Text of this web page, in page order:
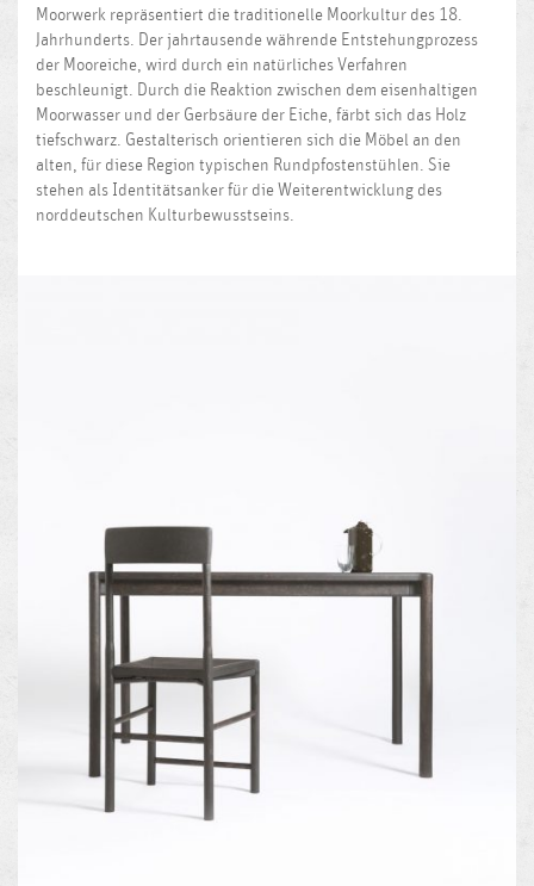
Moorwerk repräsentiert die traditionelle Moorkultur des 18.
Jahrhunderts. Der jahrtausende währende Entstehungprozess
der Mooreiche, wird durch ein natürliches Verfahren
beschleunigt. Durch die Reaktion zwischen dem eisenhaltigen
Moorwasser und der Gerbsäure der Eiche, färbt sich das Holz
tiefschwarz. Gestalterisch orientieren sich die Möbel an den
alten, für diese Region typischen Rundpfostenstühlen. Sie
stehen als Identitätsanker für die Weiterentwicklung des
norddeutschen Kulturbewusstseins.